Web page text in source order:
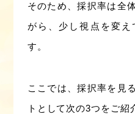
そのため、採択率は全
がら、少し視点を変
す。
ここでは、採択率を見
トとして次の3つをご紹